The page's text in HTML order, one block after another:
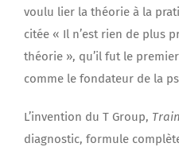
voulu lier la théorie à la
citée « Il n’est rien de plus
théorie », qu’il fut le
comme le fondateur de la
L’invention du T Group,
diagnostic, formule